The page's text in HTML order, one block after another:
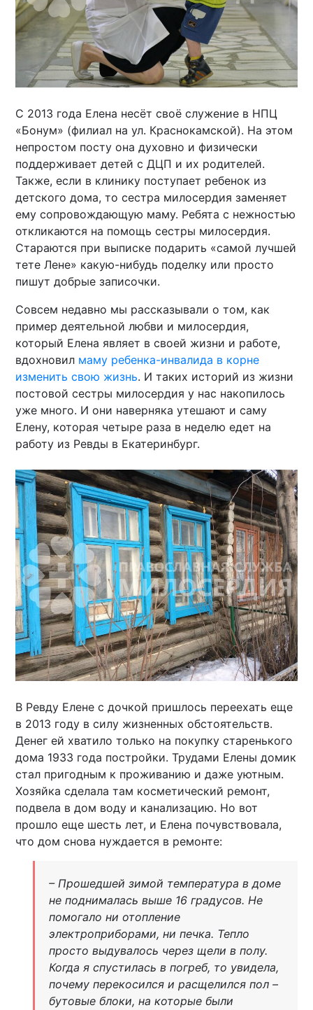
С 2013 года Елена несёт своё служение в НПЦ
«Бонум» (филиал на ул. Краснокамской). На этом
непростом посту она духовно и физически
поддерживает детей с ДЦП и их родителей.
Также, если в клинику поступает ребенок из
детского дома, то сестра милосердия заменяет
ему сопровождающую маму. Ребята с нежностью
откликаются на помощь сестры милосердия.
Стараются при выписке подарить «самой лучшей
тете Лене» какую-нибудь поделку или просто
пишут добрые записочки.
Совсем недавно мы рассказывали о том, как
пример деятельной любви и милосердия,
который Елена являет в своей жизни и работе,
вдохновил маму ребенка-инвалида в корне
изменить свою жизнь. И таких историй из жизни
постовой сестры милосердия у нас накопилось
уже много. И они наверняка утешают и саму
Елену, которая четыре раза в неделю едет на
работу из Ревды в Екатеринбург.
В Ревду Елене с дочкой пришлось переехать еще
в 2013 году в силу жизненных обстоятельств.
Денег ей хватило только на покупку старенького
дома 1933 года постройки. Трудами Елены домик
стал пригодным к проживанию и даже уютным.
Хозяйка сделала там косметический ремонт,
подвела в дом воду и канализацию. Но вот
прошло еще шесть лет, и Елена почувствовала,
что дом снова нуждается в ремонте:
– Прошедшей зимой температура в доме
не поднималась выше 16 градусов. Не
помогало ни отопление
электроприборами, ни печка. Тепло
просто выдувалось через щели в полу.
Когда я спустилась в погреб, то увидела,
почему перекосился и расщелился пол –
бутовые блоки, на которые были